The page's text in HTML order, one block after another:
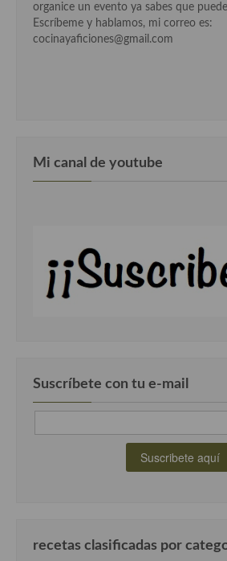
Cocina Suiza
Cocina Turca
organice un evento ya sabes que
Escríbeme y hablamos, mi correo es:
cocinayaficiones@gmail.com
Mi canal de youtube
Suscríbete con tu e-mail
recetas clasificadas por